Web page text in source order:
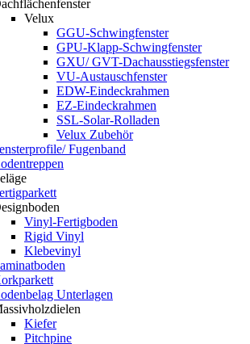
Velux
GGU-Schwingfenster
GPU-Klapp-Schwingfenster
GXU/ GVT-Dachausstiegsfenster
VU-Austauschfenster
EDW-Eindeckrahmen
EZ-Eindeckrahmen
SSL-Solar-Rolladen
Velux Zubehör
Fugenband
Vinyl-Fertigboden
Rigid Vinyl
Klebevinyl
Unterlagen
Kiefer
Pitchpine